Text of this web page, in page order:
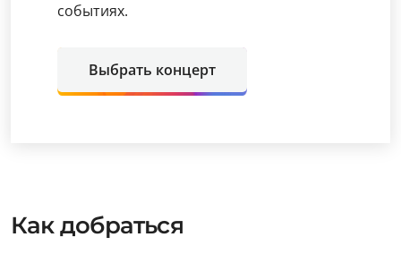
событиях.
Выбрать концерт
Как добраться